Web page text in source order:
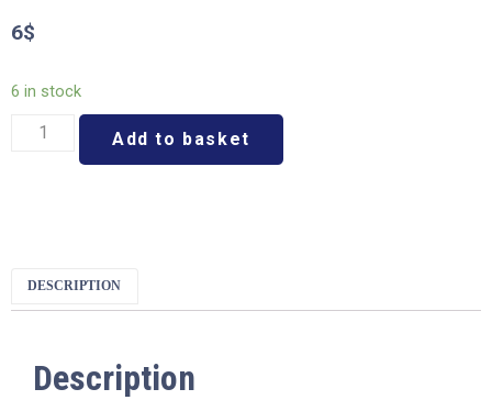
6$
6 in stock
Add to basket
DESCRIPTION
Description